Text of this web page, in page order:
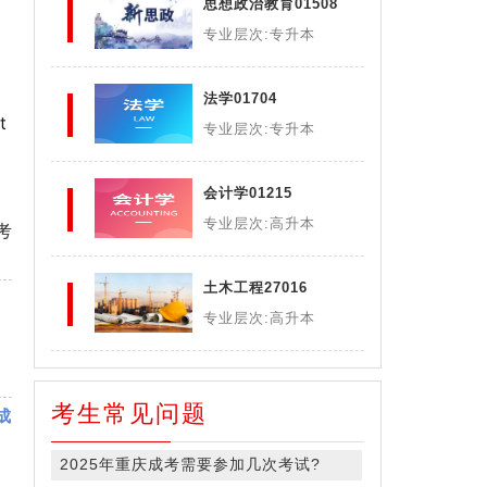
思想政治教育01508
专业层次:专升本
法学01704
专业层次:专升本
会计学01215
专业层次:高升本
土木工程27016
专业层次:高升本
考生常见问题
2025年重庆成考需要参加几次考试?